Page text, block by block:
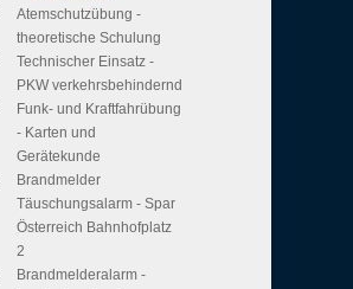
Atemschutzübung -
theoretische Schulung
Technischer Einsatz -
PKW verkehrsbehindernd
Funk- und Kraftfahrübung
- Karten und
Gerätekunde
Brandmelder
Täuschungsalarm - Spar
Österreich Bahnhofplatz
2
Brandmelderalarm -